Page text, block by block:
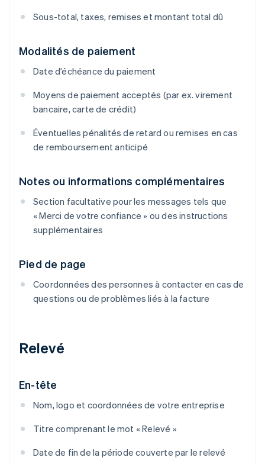
Sous-total, taxes, remises et montant total dû
Modalités de paiement
Date d’échéance du paiement
Moyens de paiement acceptés (par ex. virement
bancaire, carte de crédit)
Éventuelles pénalités de retard ou remises en cas
de remboursement anticipé
Notes ou informations complémentaires
Section facultative pour les messages tels que
« Merci de votre confiance » ou des instructions
supplémentaires
Pied de page
Coordonnées des personnes à contacter en cas de
questions ou de problèmes liés à la facture
Relevé
En-tête
Nom, logo et coordonnées de votre entreprise
Titre comprenant le mot « Relevé »
Date de fin de la période couverte par le relevé